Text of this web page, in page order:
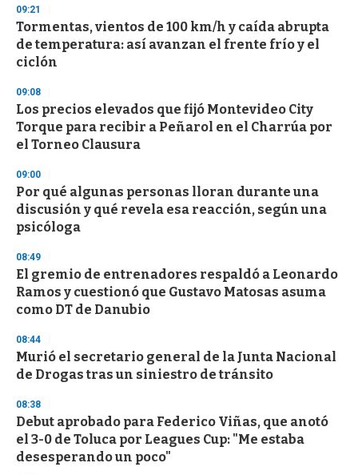
s
e
c
o
n
09:21
Tormentas, vientos de 100 km/h y caída abrupta
de temperatura: así avanzan el frente frío y el
ciclón
09:08
Los precios elevados que fijó Montevideo City
Torque para recibir a Peñarol en el Charrúa por
el Torneo Clausura
09:00
Por qué algunas personas lloran durante una
discusión y qué revela esa reacción, según una
psicóloga
08:49
El gremio de entrenadores respaldó a Leonardo
Ramos y cuestionó que Gustavo Matosas asuma
como DT de Danubio
08:44
Murió el secretario general de la Junta Nacional
de Drogas tras un siniestro de tránsito
08:38
Debut aprobado para Federico Viñas, que anotó
el 3-0 de Toluca por Leagues Cup: "Me estaba
desesperando un poco"